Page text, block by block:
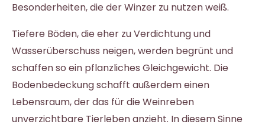
Besonderheiten, die der Winzer zu nutzen weiß.
Tiefere Böden, die eher zu Verdichtung und
Wasserüberschuss neigen, werden begrünt und
schaffen so ein pflanzliches Gleichgewicht. Die
Bodenbedeckung schafft außerdem einen
Lebensraum, der das für die Weinreben
unverzichtbare Tierleben anzieht. In diesem Sinne